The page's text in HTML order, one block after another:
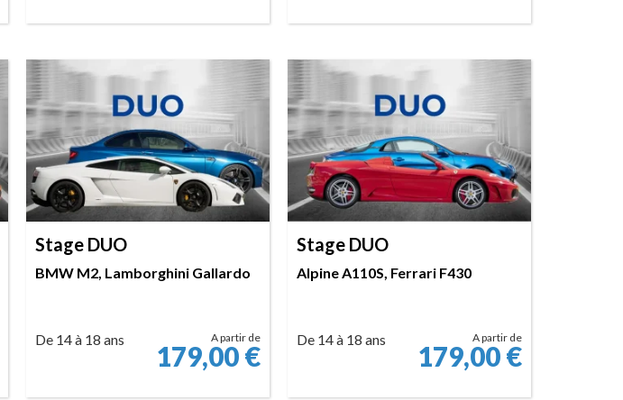
Stage DUO
BMW M2, Lamborghini Gallardo
De 14 à 18 ans A partir de
179,00€
Stage DUO
Alpine A110S, Ferrari F430
De 14 à 18 ans A partir de
179,00€